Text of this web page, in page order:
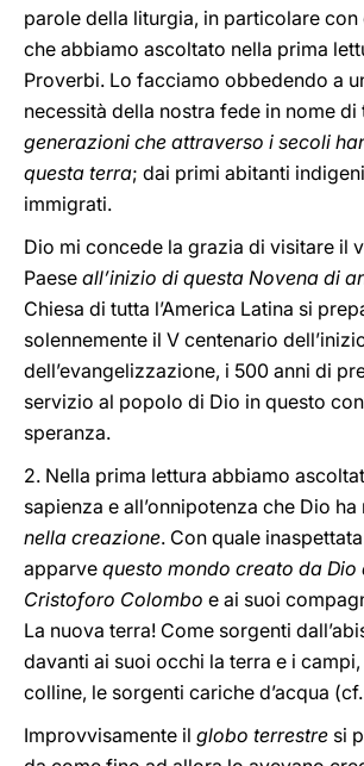
parole della liturgia, in particolare
che abbiamo ascoltato nella prima
Proverbi. Lo facciamo obbedendo a
necessità della nostra fede in nome di
generazioni che attraverso i secoli
questa terra; dai primi abitanti
immigrati.
Dio mi concede la grazia di visitare il
Paese all’inizio di questa Novena di
Chiesa di tutta l’America Latina si
solennemente il V centenario
dell’evangelizzazione, i 500 anni di
servizio al popolo di Dio in questo
speranza.
2. Nella prima lettura abbiamo
sapienza e all’onnipotenza che Dio
nella creazione. Con quale
apparve questo mondo creato da
Cristoforo Colombo e ai suoi
La nuova terra! Come sorgenti
davanti ai suoi occhi la terra e i
colline, le sorgenti cariche d’acqua (cf.
Improvvisamente il globo terrestre si